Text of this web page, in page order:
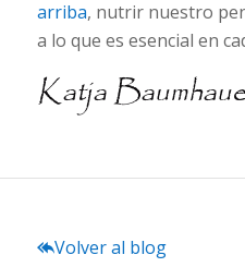
arriba, nutrir nuestro
a lo que es esencial en
Volver al blog